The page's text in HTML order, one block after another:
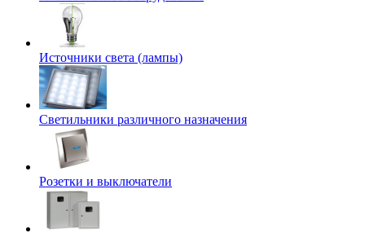
Источники света (лампы)
Светильники различного назначения
Розетки и выключатели